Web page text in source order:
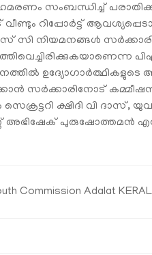
സംബന്ധിച്ച്
റിപ്പോര്‍ട്ട്
സി നിയമനങ്ങള്‍
സര്‍ക്കാരിനോട്
ക്ഷിദി വി ദാസ്,
അഭിഷേക് പുരുഷോത്തമന്‍
Commission Adalat